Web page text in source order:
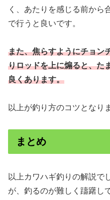
く、あたりを感じる前から
で行うと良いです。
また、焦らすようにチョン
りロッドを上に煽ると、た
良くあります。
以上が釣り方のコツとなり
まとめ
以上カワハギ釣りの解説で
が、釣るのが難しく躊躇し